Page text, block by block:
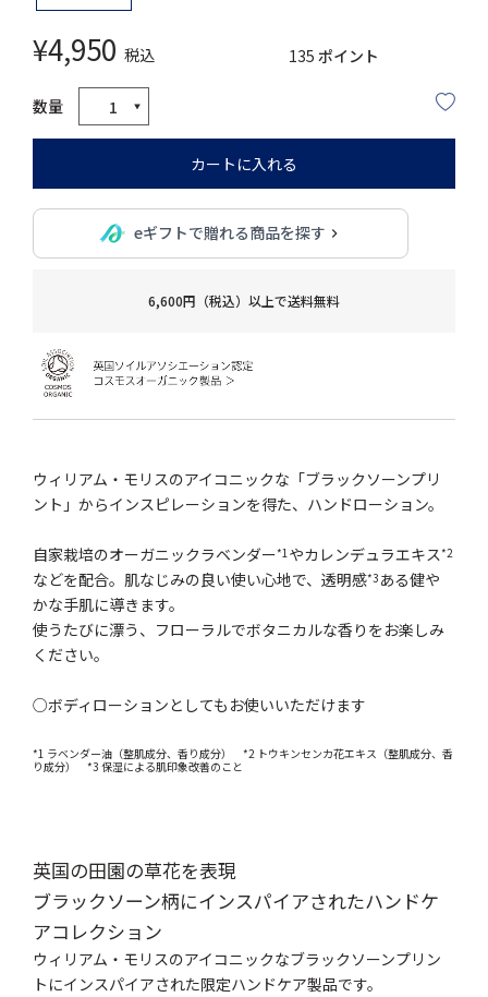
¥4,950 税込 135 ポイント
カートに入れる
eギフトで贈れる商品を探す
6,600円（税込）以上で送料無料
ウィリアム・モリスのアイコニックな「ブラックソーンプリ
ント」からインスピレーションを得た、ハンドローション。
自家栽培のオーガニックラベンダー*1やカレンデュラエキス*2
などを配合。肌なじみの良い使い心地で、透明感*3 ある健や
かな手肌に導きます。
使うたびに漂う、フローラルでボタニカルな香りをお楽しみ
ください。
○ボディローションとしてもお使いいただけます
*1 ラベンダー油（整肌成分、香り成分） *2 トウキンセンカ花エキス（整肌成分、香
り成分） *3 保湿による肌印象改善のこと
英国の田園の草花を表現
ブラックソーン柄にインスパイアされたハンドケ
アコレクション
ウィリアム・モリスのアイコニックなブラックソーンプリン
トにインスパイアされた限定ハンドケア製品です。